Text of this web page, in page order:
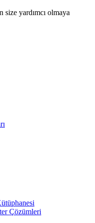
size yardımcı olmaya
Çözümleri